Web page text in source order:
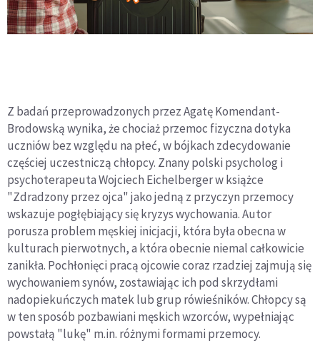
Z badań przeprowadzonych przez Agatę Komendant-
Brodowską wynika, że chociaż przemoc fizyczna dotyka
uczniów bez względu na płeć, w bójkach zdecydowanie
częściej uczestniczą chłopcy. Znany polski psycholog i
psychoterapeuta Wojciech Eichelberger w książce
"Zdradzony przez ojca" jako jedną z przyczyn przemocy
wskazuje pogłębiający się kryzys wychowania. Autor
porusza problem męskiej inicjacji, która była obecna w
kulturach pierwotnych, a która obecnie niemal całkowicie
zanikła. Pochłonięci pracą ojcowie coraz rzadziej zajmują się
wychowaniem synów, zostawiając ich pod skrzydłami
nadopiekuńczych matek lub grup rówieśników. Chłopcy są
w ten sposób pozbawiani męskich wzorców, wypełniając
powstałą "lukę" m.in. różnymi formami przemocy.